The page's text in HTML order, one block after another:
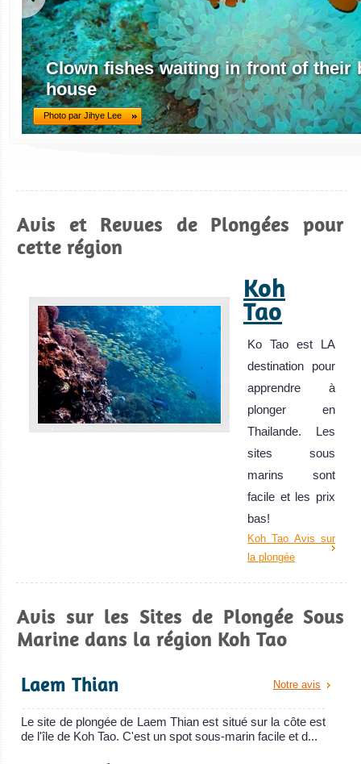
Clown fishes waiting in front of their
house
Photo par Jihye Lee
Avis et Revues de Plongées pour
cette région
Koh
Tao
Ko Tao est LA
destination pour
apprendre à
plonger en
Thailande. Les
sites sous
marins sont
facile et les prix
bas!
Koh Tao Avis sur
la plongée
Avis sur les Sites de Plongée Sous
Marine dans la région Koh Tao
Notre avis
Laem Thian
Le site de plongée de Laem Thian est situé sur la côte est
de l'île de Koh Tao. C'est un spot sous-marin facile et d...